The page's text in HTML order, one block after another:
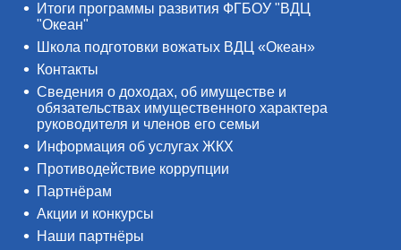
Итоги программы развития ФГБОУ "ВДЦ
"Океан"
Школа подготовки вожатых ВДЦ «Океан»
Контакты
Сведения о доходах, об имуществе и
обязательствах имущественного характера
руководителя и членов его семьи
Информация об услугах ЖКХ
Противодействие коррупции
Партнёрам
Акции и конкурсы
Наши партнёры